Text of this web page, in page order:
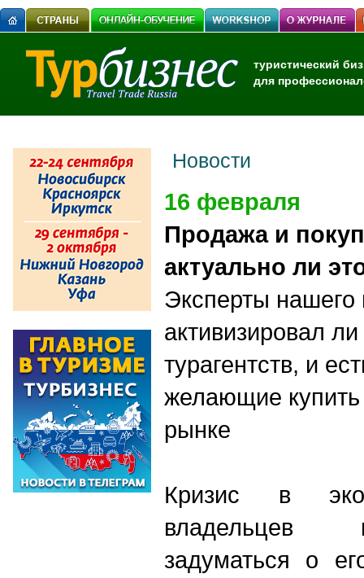
туристический
для
Новости
16 февраля
Продажа и
актуально ли
Эксперты нашего
активизировал
турагентств, и
желающие
рынке
Кризис в
владельцев
задуматься о